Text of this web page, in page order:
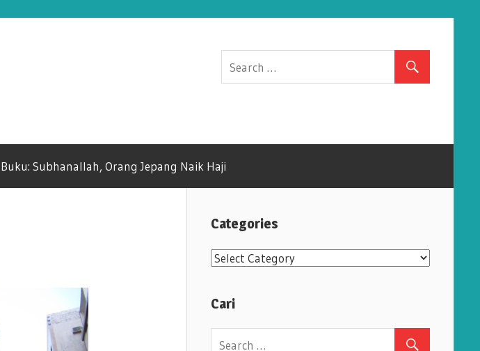
Buku: Subhanallah, Orang Jepang Naik Haji
Categories
C
t
Cari